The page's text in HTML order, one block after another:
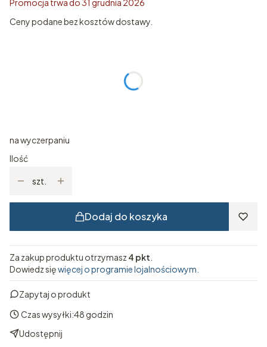
Promocja trwa do 31 grudnia 2026
Ceny podane bez kosztów dostawy.
na wyczerpaniu
Ilość
szt.
Dodaj do koszyka
Za zakup produktu otrzymasz 4 pkt
Dowiedz sięwięcej o programie lojalnościowym.
Zapytaj o produkt
Czas wysyłki:48 godzin
Udostępnij